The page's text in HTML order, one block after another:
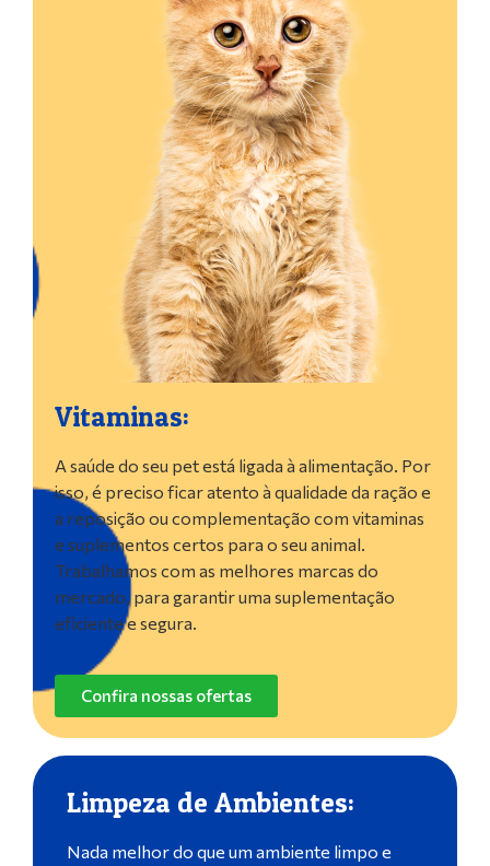
Vitaminas:
A saúde do seu pet está ligada à alimentação. Por
isso, é preciso ficar atento à qualidade da ração e
a reposição ou complementação com vitaminas
e suplementos certos para o seu animal.
Trabalhamos com as melhores marcas do
mercado, para garantir uma suplementação
eficiente e segura.
Confira nossas ofertas
Limpeza de Ambientes:
Nada melhor do que um ambiente limpo e